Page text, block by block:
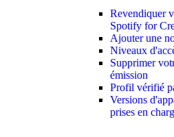
Revendiquer
Spotify for
Ajouter une
Niveaux
Supprimer
émission
Profil vérifié
Versions
prises en